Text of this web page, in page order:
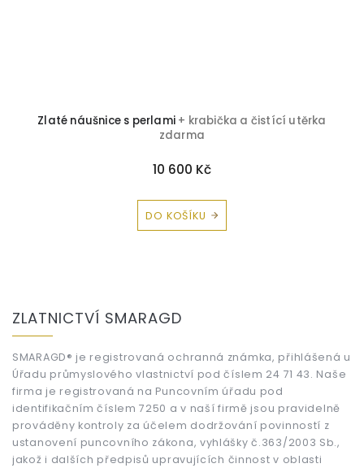
Zlaté náušnice s perlami + krabička a čistící utěrka
zdarma
10 600 Kč
DO KOŠÍKU
ZLATNICTVÍ SMARAGD
SMARAGD® je registrovaná ochranná známka, přihlášená u
Úřadu průmyslového vlastnictví pod číslem 24 71 43. Naše
firma je registrovaná na Puncovním úřadu pod
identifikačním číslem 7250 a v naší firmě jsou pravidelně
prováděny kontroly za účelem dodržování povinností z
ustanovení puncovního zákona, vyhlášky č.363/2003 Sb.,
jakož i dalších předpisů upravujících činnost v oblasti